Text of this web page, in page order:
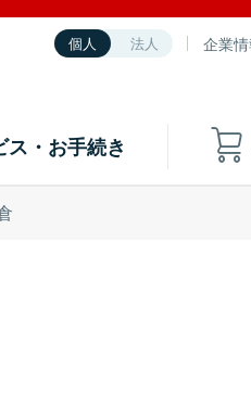
個人 法人 企業
ス・お手続き